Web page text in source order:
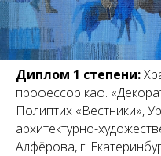
Диплом 1 степени:
профессор каф.
Полиптих «Вестники»,
архитектурно-
Алфёрова, г.